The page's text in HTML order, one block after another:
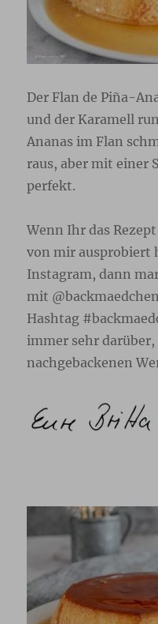
Der Flan de Piña-
und der Karamell
Ananas im Flan
raus, aber mit einer
perfekt.
Wenn Ihr das
von mir ausprobiert
Instagram, dann
mit
Hashtag
immer sehr
nachgebackenen